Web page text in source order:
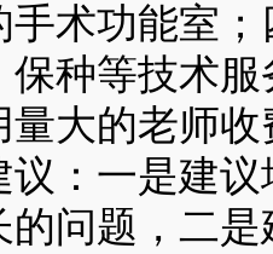
手术功能室
保种等技术
量大的老师
议：一是建
的问题，二